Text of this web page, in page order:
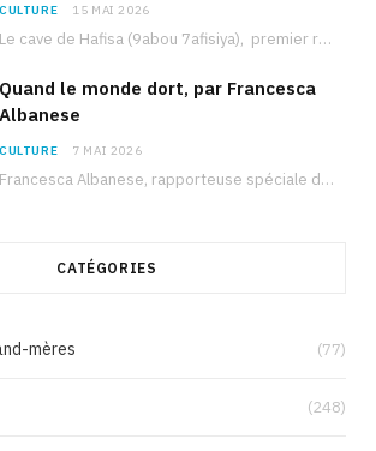
CULTURE 15 MAI 2026
Le cave de Hafisa (9abou 7afisiya), premier roman du journaliste tunisien Mohamed Amine Ben Hlel,…
Quand le monde dort, par Francesca
Albanese
CULTURE 7 MAI 2026
Francesca Albanese, rapporteuse spéciale de l’ONU sur les territoires palestiniens occupés, était à Tunis pour…
CATÉGORIES
mères (77)
(248)